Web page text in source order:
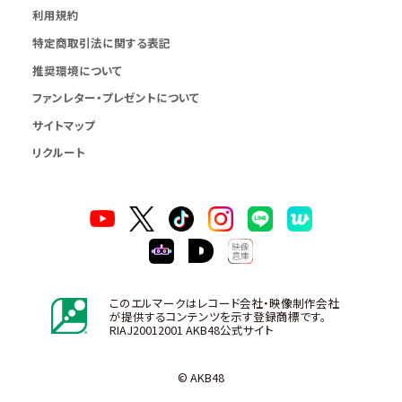
利用規約
特定商取引法に関する表記
推奨環境について
ファンレター・プレゼントについて
サイトマップ
リクルート
このエルマークはレコード会社・映像制作会社
が提供するコンテンツを示す登録商標です。
RIAJ20012001 AKB48公式サイト
© AKB48